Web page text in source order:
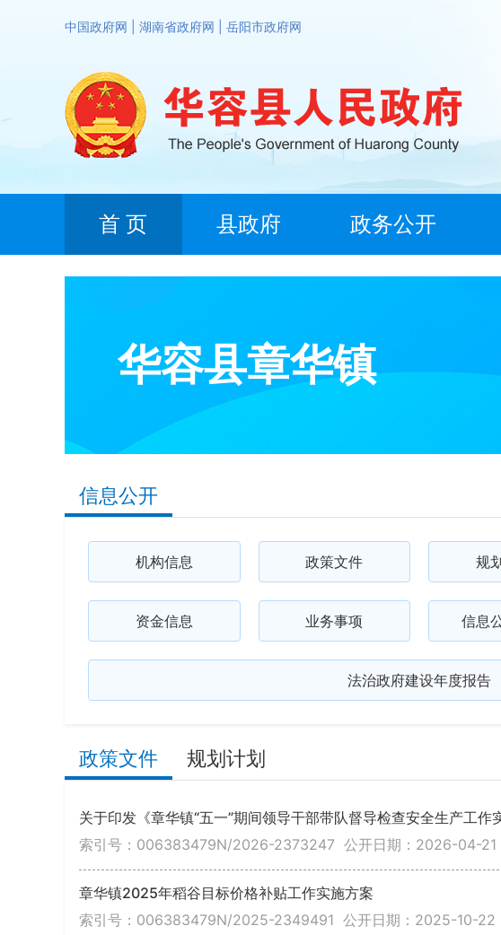
中国政府网 湖南省政府网 岳阳市政府网
首 页 县政府 政务公开
华容县章华镇
信息公开
机构信息 政策文件 规
资金信息 业务事项 信息
法治政府建设年度报告
政策文件 规划计划
关于印发《章华镇“五一”期间领导干部带队督导检查安全生产工作
索引号：006383479N/2026-2373247 公开日期：2026-04-21
章华镇2025年稻谷目标价格补贴工作实施方案
索引号：006383479N/2025-2349491 公开日期：2025-10-22